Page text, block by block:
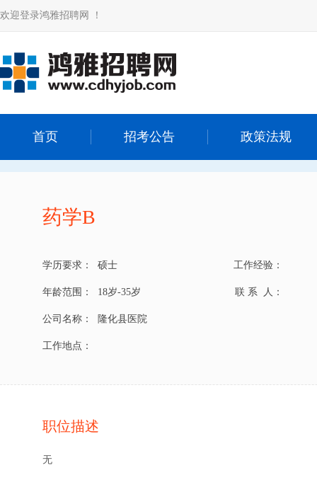
欢迎登录鸿雅招聘网 ！
首页 招考公告 政策法规
药学B
学历要求： 硕士 工作经验：
年龄范围： 18岁-35岁 联 系 人：
公司名称： 隆化县医院
工作地点：
职位描述
无